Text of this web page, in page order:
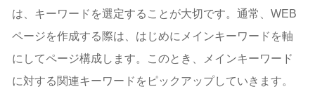
は、キーワードを選定することが大切です。通常、WEB
ページを作成する際は、はじめにメインキーワードを軸
にしてページ構成します。このとき、メインキーワード
に対する関連キーワードをピックアップしていきます。